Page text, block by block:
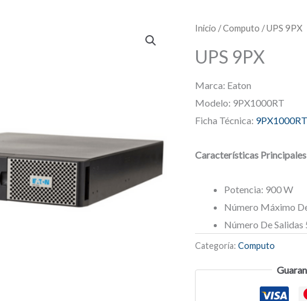
Inicio /Computo / UPS 9PX
UPS 9PX
Marca: Eaton
Modelo: 9PX1000RT
Ficha Técnica:
Características
Potencia: 900 W
Número Máximo
Número De
Categoría:Computo